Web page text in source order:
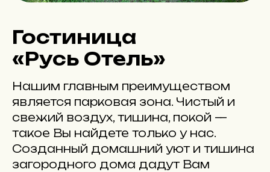
Гостиница
«Русь Отель»
Нашим главным преимуществом
является парковая зона. Чистый и
свежий воздух, тишина, покой —
такое Вы найдете только у нас.
Созданный домашний уют и тишина
загородного дома дадут Вам